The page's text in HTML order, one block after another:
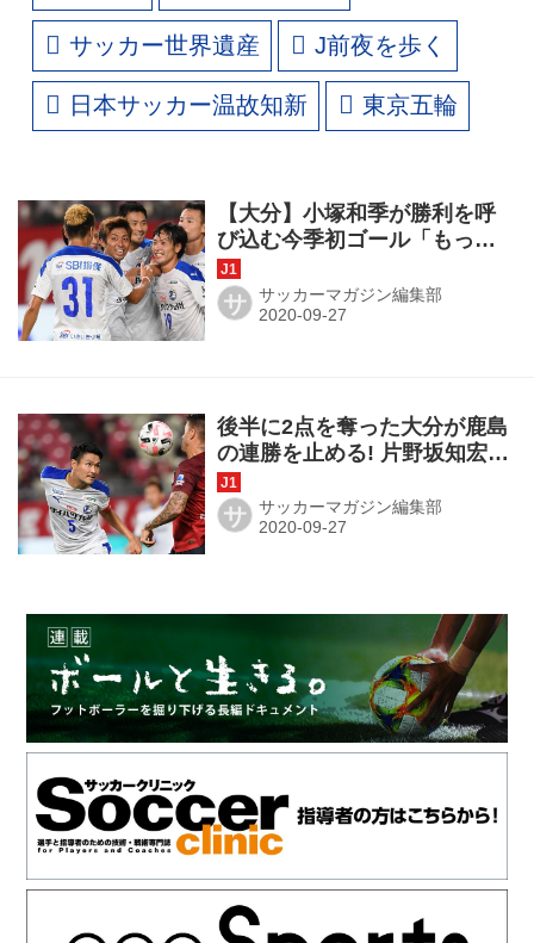
サッカー世界遺産 J前夜を歩く
日本サッカー温故知新 東京五輪
【大分】小塚和季が勝利を呼
び込む今季初ゴール「もっと
試合に絡み、結果を残せるよ
うに」
サ サッカーマガジン編集部
後半に2点を奪った大分が鹿島
の連勝を止める! 片野坂知宏監
督「選手に感謝」◎J1第19節
サ サッカーマガジン編集部